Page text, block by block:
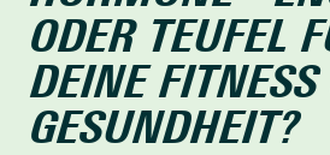
Mitglied werden
ODER TEUFEL
DEINE
GESUNDHEIT?